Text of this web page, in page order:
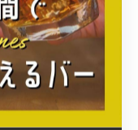
間
時間を楽しめま
自然な会話のきっ
曲を流しながら友